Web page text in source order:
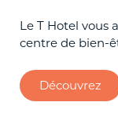
Le T Hotel vous
centre de bien-
Découvrez